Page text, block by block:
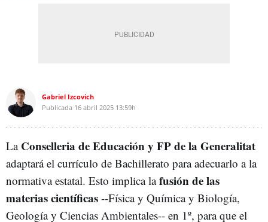
Gabriel Izcovich
Publicada 16 abril 2025 13:59h
La Conselleria de Educación y FP de la Generalitat
adaptará el currículo de Bachillerato para adecuarlo a la
normativa estatal. Esto implica lafusión de las
materias científicas --Física y Química y Biología,
Geología y Ciencias Ambientales-- en 1º, para que el